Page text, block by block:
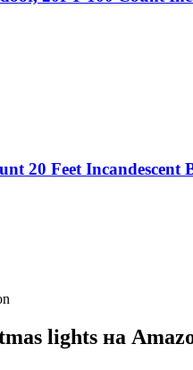
20 Feet
lights на